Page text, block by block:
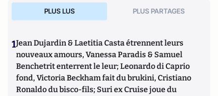
PLUS LUS PLUS PARTAGES
1Jean Dujardin & Laetitia Casta étrennent leurs
nouveaux amours, Vanessa Paradis & Samuel
Benchetrit enterrent le leur; Leonardo di Caprio
fond, Victoria Beckham fait du brukini, Cristiano
Ronaldo du bisco-fils; Suri ex Cruise joue du